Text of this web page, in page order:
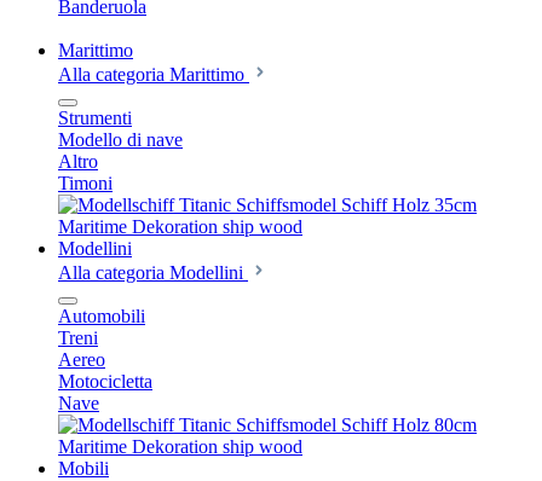
Banderuola
Marittimo
Alla categoria Marittimo
Strumenti
Modello di nave
Altro
Timoni
Modellini
Alla categoria Modellini
Automobili
Treni
Aereo
Motocicletta
Nave
Mobili